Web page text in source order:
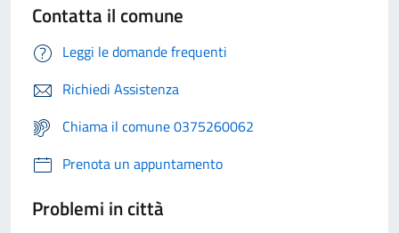
Contatta il comune
Leggi le domande frequenti
Richiedi Assistenza
Chiama il comune 0375260062
Prenota un appuntamento
Problemi in città